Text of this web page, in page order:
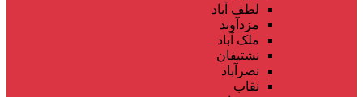
لطف آباد
مزدآوند
ملک آباد
نشتیفان
نصرآباد
نقاب